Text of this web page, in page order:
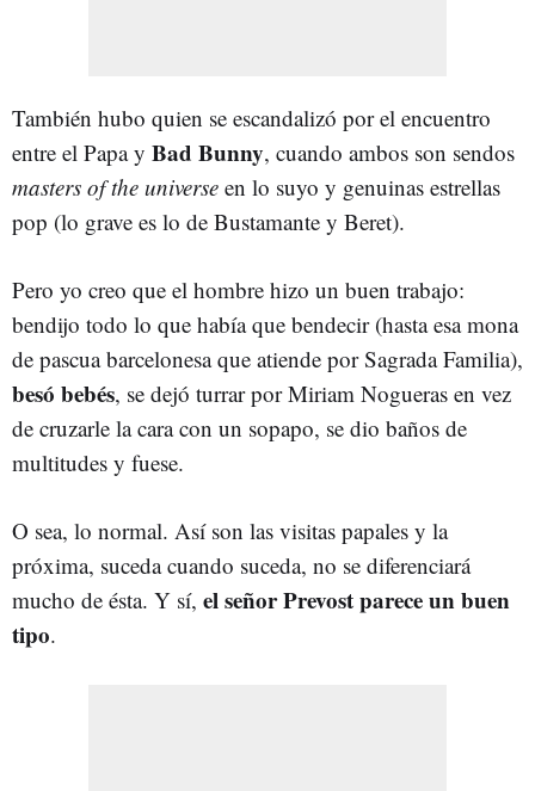
También hubo quien se escandalizó por el encuentro
entre el Papa y Bad Bunny, cuando ambos son sendos
masters of the universe en lo suyo y genuinas estrellas
pop (lo grave es lo de Bustamante y Beret).
Pero yo creo que el hombre hizo un buen trabajo:
bendijo todo lo que había que bendecir (hasta esa mona
de pascua barcelonesa que atiende por Sagrada Familia),
besó bebés, se dejó turrar por Miriam Nogueras en vez
de cruzarle la cara con un sopapo, se dio baños de
multitudes y fuese.
O sea, lo normal. Así son las visitas papales y la
próxima, suceda cuando suceda, no se diferenciará
mucho de ésta. Y sí, el señor Prevost parece un buen
tipo.